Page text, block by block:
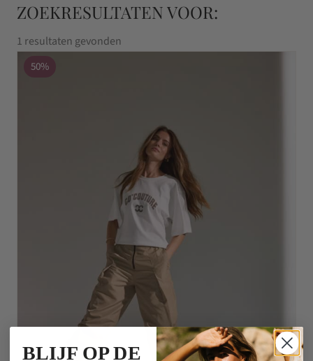
ZOEKRESULTATEN VOOR:
1 resultaten gevonden
50%
BLIJF OP DE